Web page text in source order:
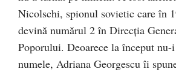
Nicolschi, spionul sovietic care în
devină numărul 2 în Direcția
Poporului. Deoarece la început nu-
numele, Adriana Georgescu îi